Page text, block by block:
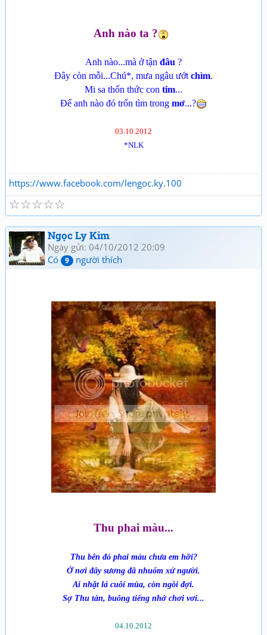
Anh nào ta ?
Anh nào...mà ở tận đâu ?
Đây còn mỗi...Chú*, mưa ngâu ướt chìm.
Mi sa thổn thức con tim...
Để anh nào đó trốn tìm trong mơ...?
03.10.2012
*NLK
https://www.facebook.com/lengoc.ky.100
☆
☆
☆
☆
☆
Ngọc Ly Kim
Ngày gửi: 04/10/2012 20:09
Có
9 người thích
Thu phai màu...
Thu bên đó phai màu chưa em hỡi?
Ở nơi đây sương đã nhuốm xứ người.
Ai nhặt lá cuôí mùa, còn ngồi đợi.
Sợ Thu tàn, buông tiếng nhớ chơi vơi...
04.10.2012